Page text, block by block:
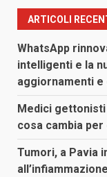
ARTICOLI
WhatsApp
intelligenti e la
aggiornamenti
Medici
cosa cambia
Tumori, a Pavia